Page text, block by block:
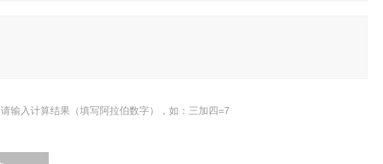
请输入计算结果（填写阿拉伯数字），如：三加四=7